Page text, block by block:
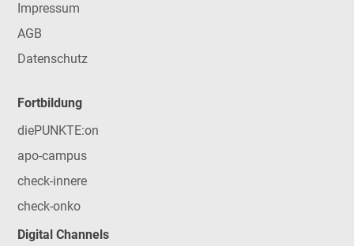
Impressum
AGB
Datenschutz
Fortbildung
diePUNKTE:on
apo-campus
check-innere
check-onko
Digital Channels